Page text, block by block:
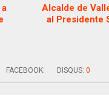
Alcalde de
al Presidente
FACEBOOK: DISQUS: 0